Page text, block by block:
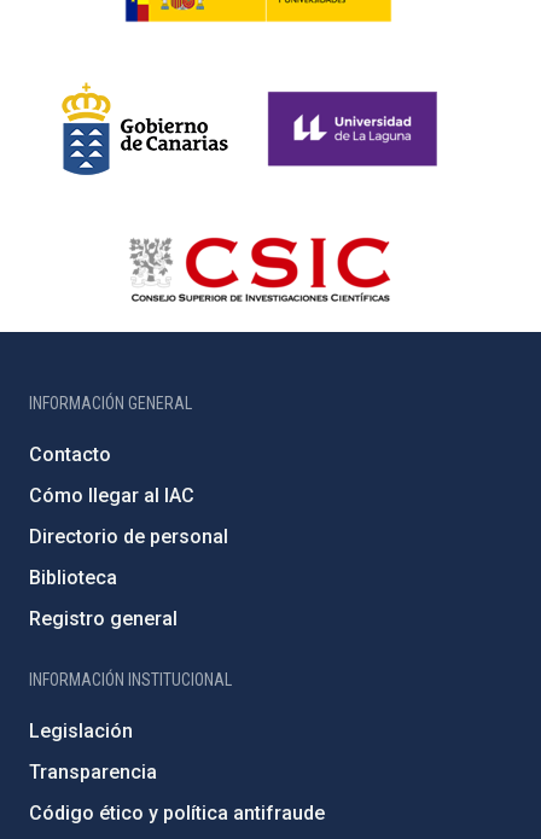
INFORMACIÓN GENERAL
Contacto
Cómo llegar al IAC
Directorio de personal
Biblioteca
Registro general
INFORMACIÓN INSTITUCIONAL
Legislación
Transparencia
Código ético y política antifraude